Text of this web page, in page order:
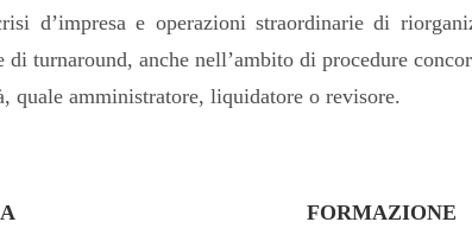
d’impresa e operazioni straordinarie di
turnaround, anche nell’ambito di procedure
quale amministratore, liquidatore o revisore.
FORMAZIONE